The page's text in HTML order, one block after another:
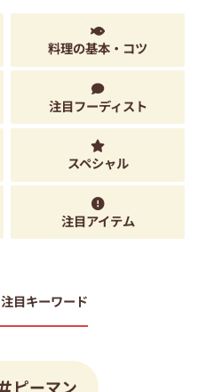
料理の基本・コツ
注目フーディスト
スペシャル
注目アイテム
注目キーワード
ピーマン